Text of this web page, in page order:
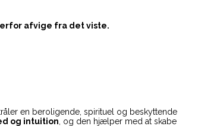
afvige fra det viste.
en beroligende, spirituel og beskyttende
og intuition , og den hjælper med at skabe